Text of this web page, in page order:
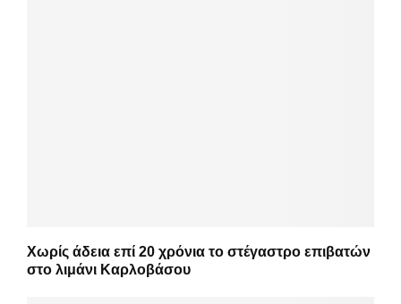
Χωρίς άδεια επί 20 χρόνια το στέγαστρο επιβατών
στο λιμάνι Καρλοβάσου